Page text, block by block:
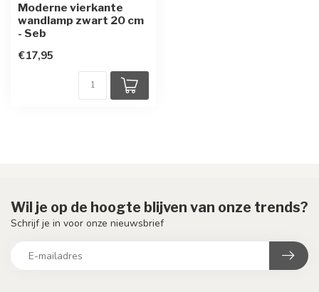
Moderne vierkante
wandlamp zwart 20 cm
- Seb
€17,95
Wil je op de hoogte blijven van onze trends?
Schrijf je in voor onze nieuwsbrief